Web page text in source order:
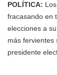
POLÍTICA:
fracasando en
elecciones a
más fervientes
presidente